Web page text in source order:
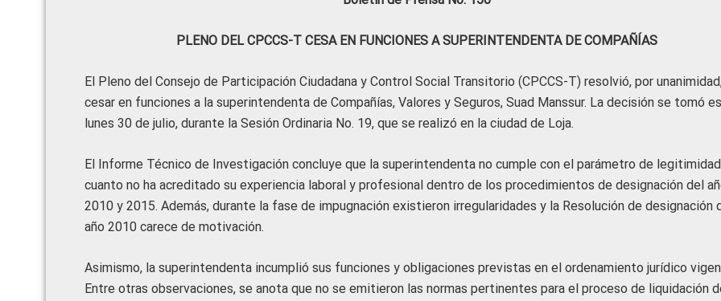
PLENO DEL CPCCS-T CESA EN FUNCIONES A SUPERINTENDENTA DE COMPAÑÍAS
El Pleno del Consejo de Participación Ciudadana y Control Social Transitorio (CPCCS-T) resolvió, por
cesar en funciones a la superintendenta de Compañías, Valores y Seguros, Suad Manssur. La decisión se tomó
lunes 30 de julio, durante la Sesión Ordinaria No. 19, que se realizó en la ciudad de Loja.
El Informe Técnico de Investigación concluye que la superintendenta no cumple con el parámetro de
cuanto no ha acreditado su experiencia laboral y profesional dentro de los procedimientos de designación del
2010 y 2015. Además, durante la fase de impugnación existieron irregularidades y la Resolución de designación
año 2010 carece de motivación.
Asimismo, la superintendenta incumplió sus funciones y obligaciones previstas en el ordenamiento jurídico
Entre otras observaciones, se anota que no se emitieron las normas pertinentes para el proceso de liquidación